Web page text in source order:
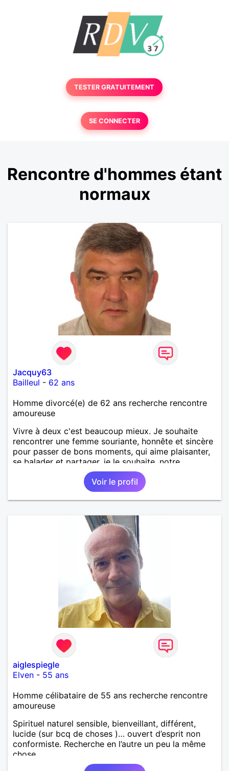
TESTER GRATUITEMENT
SE CONNECTER
Rencontre d'hommes étant
normaux
Jacquy63
Bailleul - 62 ans
Homme divorcé(e) de 62 ans recherche rencontre
amoureuse
Vivre à deux c'est beaucoup mieux. Je souhaite
rencontrer une femme souriante, honnête et sincère
pour passer de bons moments, qui aime plaisanter,
se balader et partager, je le souhaite, notre
complicité. J'aime beaucoup les chantiers de
randonnée pour se défouler, se relaxer, se détendre
et finalement prendre du bon temps. C'est difficile
de tout dire en quelques lignes. En revanche, vous
d'informations. A bientôt
Voir le profil
aiglespiegle
Elven - 55 ans
Homme célibataire de 55 ans recherche rencontre
amoureuse
Spirituel naturel sensible, bienveillant, différent,
lucide (sur bcq de choses )… ouvert d’esprit non
conformiste. Recherche en l’autre un peu la même
chose…